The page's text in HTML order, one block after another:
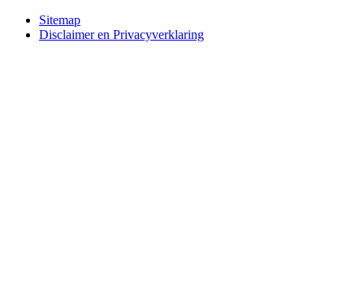
BottomSitemap
Disclaimer en Privacyverklaring